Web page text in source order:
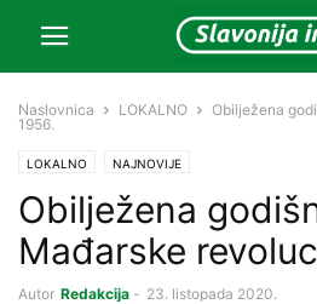
Naslovnica LOKALNO
Obilježena
1956.
LOKALNO NAJNOVIJE
Obilježena
Mađarske
Autor Redakcija - 23. listopada 2020.